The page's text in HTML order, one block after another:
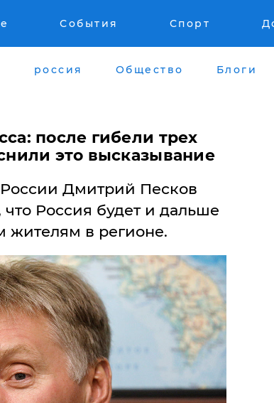
События Спорт
россия Общество Блоги
после гибели трех
это высказывание
России Дмитрий Песков
Россия будет и дальше
жителям в регионе.